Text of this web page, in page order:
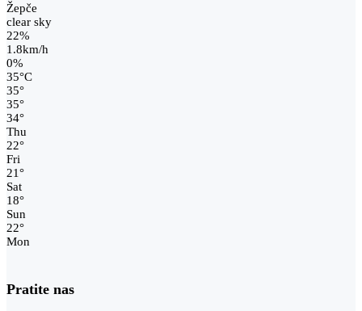
Žepče
clear sky
22%
1.8km/h
0%
35°C
35°
35°
34°
Thu
22°
Fri
21°
Sat
18°
Sun
22°
Mon
Pratite nas